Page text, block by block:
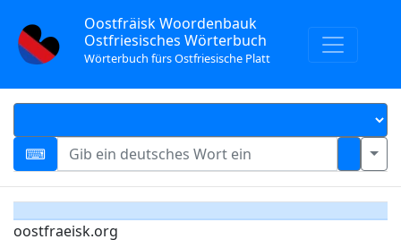
Oostfräisk Woordenbauk
Ostfriesisches Wörterbuch
Wörterbuch fürs Ostfriesische Platt
oostfraeisk.org